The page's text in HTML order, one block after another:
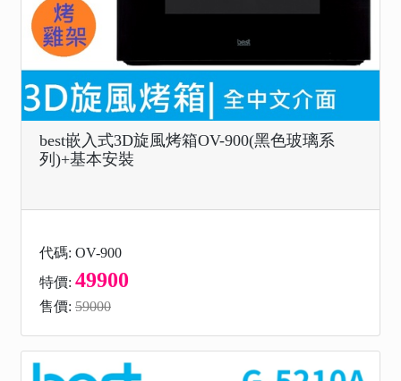
best嵌入式3D旋風烤箱OV-900(黑色玻璃系
列)+基本安裝
代碼: OV-900
特價: 49900
售價: 59000